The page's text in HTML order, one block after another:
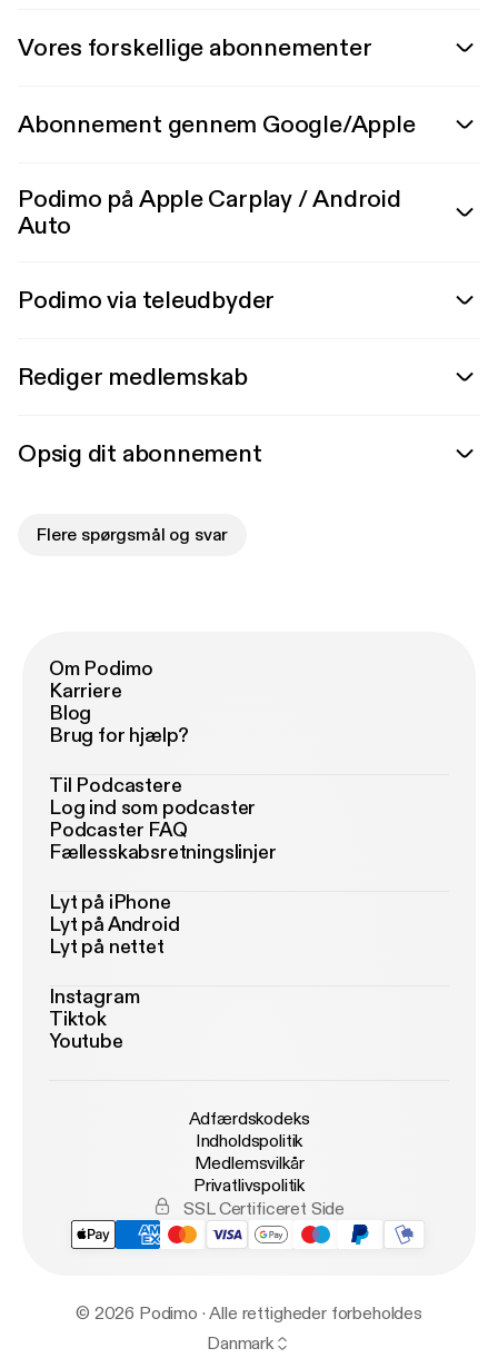
Vores forskellige abonnementer
Abonnement gennem Google/Apple
Podimo på Apple Carplay / Android
Auto
Podimo via teleudbyder
Rediger medlemskab
Opsig dit abonnement
Flere spørgsmål og svar
Om Podimo
Karriere
Blog
Brug for hjælp?
Til Podcastere
Log ind som podcaster
Podcaster FAQ
Fællesskabsretningslinjer
Lyt på iPhone
Lyt på Android
Lyt på nettet
Instagram
Tiktok
Youtube
Adfærdskodeks
Indholdspolitik
Medlemsvilkår
Privatlivspolitik
SSL Certificeret Side
© 2026 Podimo · Alle rettigheder forbeholdes
Danmark